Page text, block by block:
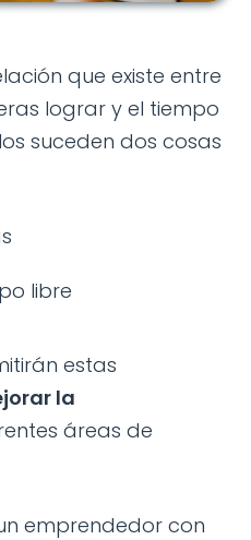
que existe entre
lograr y el tiempo
suceden dos cosas
libre
estas
la
áreas de
emprendedor con